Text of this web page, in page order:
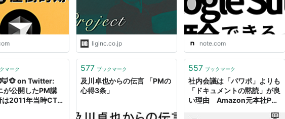
liginc.co.jp note.com
マーク
on Twitter:
が公開したPM講
は2011年当時CTO
577 ブックマーク
及川卓也からの伝言 「PMの
心得3条」
557 ブックマーク
社内会議は「パワポ」よりも
「ドキュメントの黙読」が良
い理由 Amazon元本社PM